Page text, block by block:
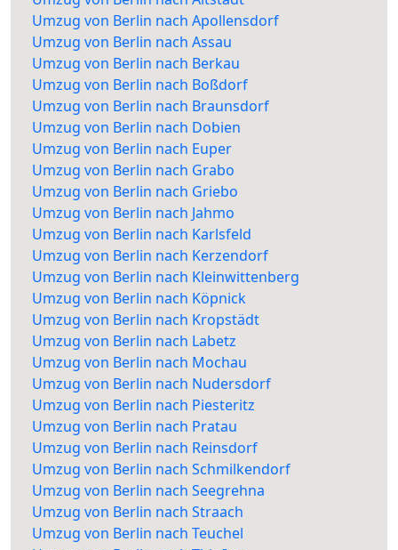
Umzug von Berlin nach Apollensdorf
Umzug von Berlin nach Assau
Umzug von Berlin nach Berkau
Umzug von Berlin nach Boßdorf
Umzug von Berlin nach Braunsdorf
Umzug von Berlin nach Dobien
Umzug von Berlin nach Euper
Umzug von Berlin nach Grabo
Umzug von Berlin nach Griebo
Umzug von Berlin nach Jahmo
Umzug von Berlin nach Karlsfeld
Umzug von Berlin nach Kerzendorf
Umzug von Berlin nach Kleinwittenberg
Umzug von Berlin nach Köpnick
Umzug von Berlin nach Kropstädt
Umzug von Berlin nach Labetz
Umzug von Berlin nach Mochau
Umzug von Berlin nach Nudersdorf
Umzug von Berlin nach Piesteritz
Umzug von Berlin nach Pratau
Umzug von Berlin nach Reinsdorf
Umzug von Berlin nach Schmilkendorf
Umzug von Berlin nach Seegrehna
Umzug von Berlin nach Straach
Umzug von Berlin nach Teuchel